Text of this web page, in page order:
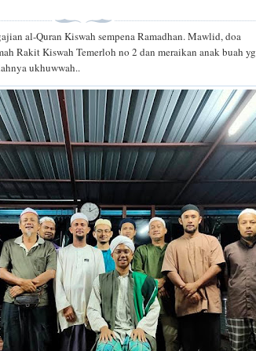
al-Quran Kiswah sempena Ramadhan. Mawlid, doa
Rakit Kiswah Temerloh no 2 dan meraikan anak buah yg
ukhuwwah..